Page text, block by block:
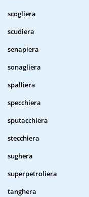
scogliera
scudiera
senapiera
sonagliera
spalliera
specchiera
sputacchiera
stecchiera
sughera
superpetroliera
tanghera